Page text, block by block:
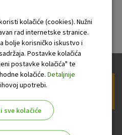
izvješće.pdf
banke
kolačiće (cookies). Nužni
rad internetske stranice.
bolje korisničko iskustvo i
Postavke kolačića
postavke kolačića" te
kolačiće. Detaljnije
upotrebi.
sve kolačiće